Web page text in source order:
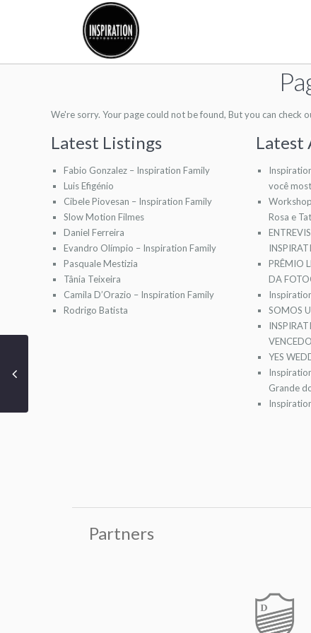
We're sorry. Your page could not be found, But you can check
Latest Listings
Fabio Gonzalez – Inspiration Family
Luis Efigénio
Cibele Piovesan – Inspiration Family
Slow Motion Filmes
Daniel Ferreira
Evandro Olímpio – Inspiration Family
Pasquale Mestizia
Tânia Teixeira
Camila D’Orazio – Inspiration Family
Rodrigo Batista
Latest
você
Rosa e
PRÊMIO
DA
SOMOS
YES
Grande